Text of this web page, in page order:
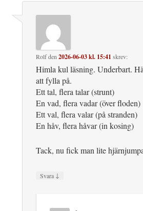
Rolfden2026-06-03 kl. 15:41 skrev:
Himla kul läsning. Underbart.
att fylla på.
Ett tal, flera talar (strunt)
En vad, flera vadar (över floden)
Ett val, flera valar (på stranden)
En håv, flera håvar (in kosing)
Tack, nu fick man lite
Svara ↓